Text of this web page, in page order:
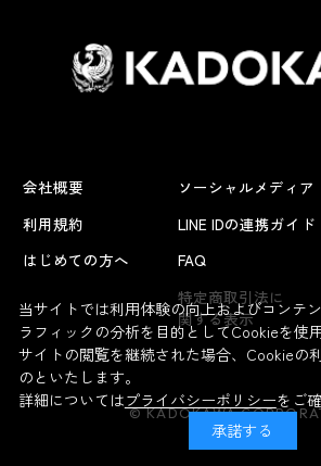
会社概要
利用規約
はじめての方へ
ソーシャルメディア
LINE IDの連携ガイド
FAQ
特定商取引法に
関する表示
© KADOKAWA
当サイトでは利用体験の向上およびコンテ
ラフィックの分析を目的としてCookieを使
サイトの閲覧を継続された場合、Cookieの
のといたします。
詳細についてはプライバシーポリシーをご
承諾する